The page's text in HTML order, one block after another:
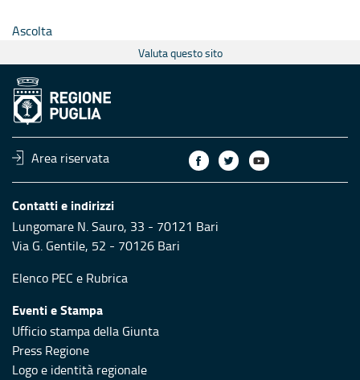
Ascolta
Valuta questo sito
Area riservata
Contatti e indirizzi
Lungomare N. Sauro, 33 - 70121 Bari
Via G. Gentile, 52 - 70126 Bari
Elenco PEC e Rubrica
Eventi e Stampa
Ufficio stampa della Giunta
Press Regione
Logo e identità regionale